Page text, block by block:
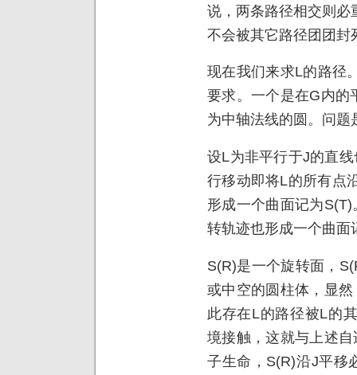
说，两条路径相交则必
不会被其它路径团团封
现在我们来求L的路径
要求。一个是在G内的
为中轴法线的圆。问
设L为非平行于J的直
行移动即将L的所有点
形成一个曲面记为
转轨迹也形成一个曲面
S(R)是一个旋转面，
或中空的圆柱体，显
此存在L的路径被L的
境接触，这就与上述
子生命，S(R)沿J平移